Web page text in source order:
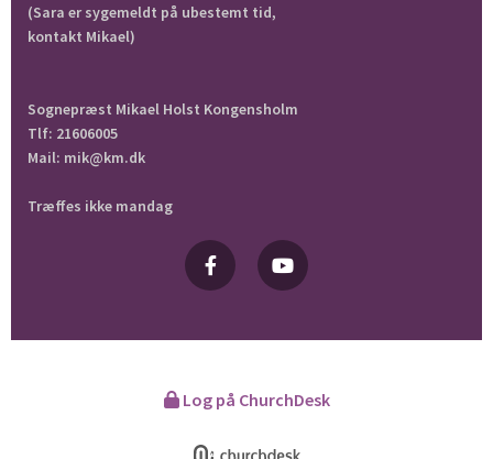
(Sara er sygemeldt på ubestemt tid,
kontakt Mikael)
Sognepræst Mikael Holst Kongensholm
Tlf: 21606005
Mail: mik@km.dk
Træffes ikke mandag
Log på ChurchDesk